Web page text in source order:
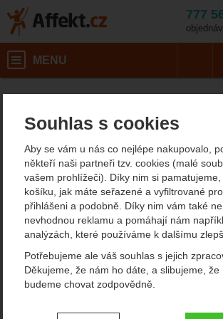
Souhlas s cookies
Aby se vám u nás co nejlépe nakupovalo,
někteří naši partneři tzv. cookies (malé
vašem prohlížeči). Díky nim si
košíku, jak máte seřazené a vyfiltrované
přihlášeni a podobně. Díky nim vám také
nevhodnou reklamu a pomáhají nám
analýzách, které používáme k dalšímu
Potřebujeme ale váš souhlas s jejich
Děkujeme, že nám ho dáte, a slibujeme, že
budeme chovat zodpovědně.
Nastavení souhlasů s
777
MENU
Deuter Zugspitze
turistický batoh
Fotografie